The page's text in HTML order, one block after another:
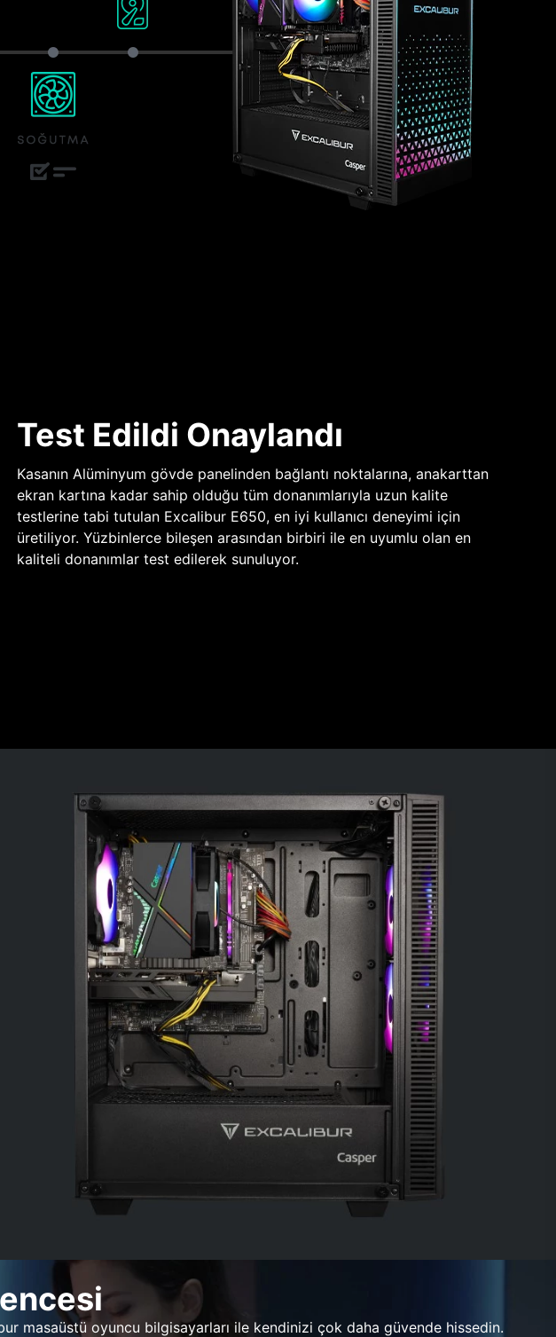
Test Edildi Onaylandı
Kasanın Alüminyum gövde panelinden bağlantı noktalarına, anakarttan
ekran kartına kadar sahip olduğu tüm donanımlarıyla uzun kalite
testlerine tabi tutulan Excalibur E650, en iyi kullanıcı deneyimi için
üretiliyor. Yüzbinlerce bileşen arasından birbiri ile en uyumlu olan en
kaliteli donanımlar test edilerek sunuluyor.
masaüstü oyuncu bilgisayarları ile kendinizi çok daha güvende hissedin.